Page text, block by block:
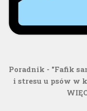
Poradnik - "Fafik
i stresu u psów w